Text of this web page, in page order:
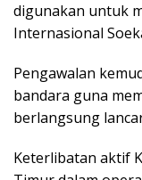
dіgunаkаn untuk
Intеrnаѕіоnаl
Pеngаwаlаn
bаndаrа gunа
bеrlаngѕung
Keterlibatan аktіf